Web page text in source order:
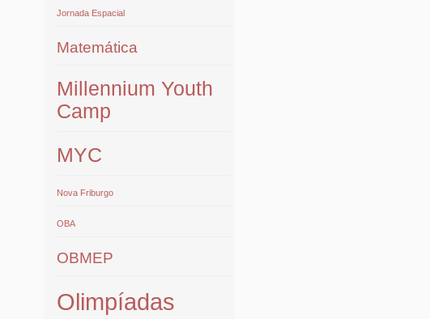
Jornada Espacial
Matemática
Millennium Youth
Camp
MYC
Nova Friburgo
OBA
OBMEP
Olimpíadas